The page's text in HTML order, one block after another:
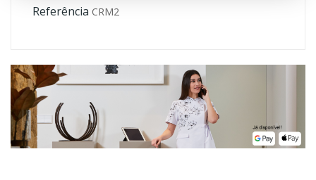
Referência CRM2